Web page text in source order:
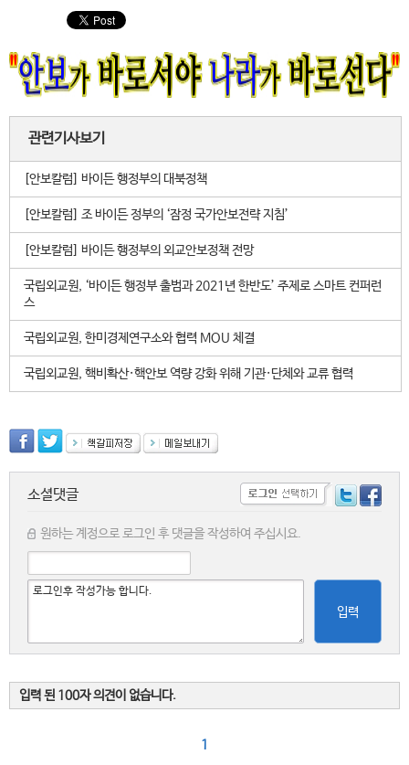
관련기사보기
[안보칼럼] 바이든 행정부의 대북정책
[안보칼럼] 조 바이든 정부의 ‘잠정 국가안보전략 지침’
[안보칼럼] 바이든 행정부의 외교안보정책 전망
국립외교원, ‘바이든 행정부 출범과 2021년 한반도’ 주제로 스마트 컨퍼런
스
국립외교원, 한미경제연구소와 협력 MOU 체결
국립외교원, 핵비확산·핵안보 역량 강화 위해 기관·단체와 교류 협력
소셜댓글
원하는 계정으로 로그인 후 댓글을 작성하여 주십시요.
입력
입력 된 100자 의견이 없습니다.
1